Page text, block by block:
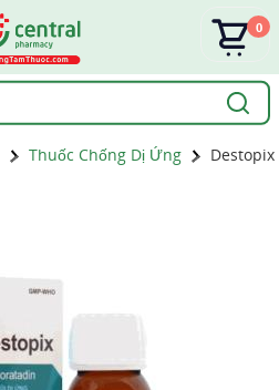
0
Thuốc Chống Dị Ứng
Destopix